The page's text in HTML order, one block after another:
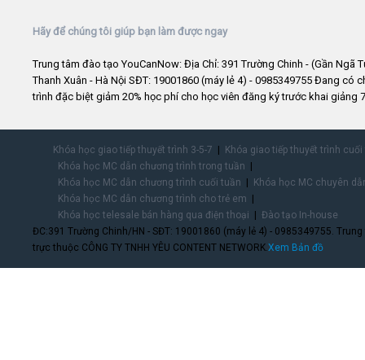
Hãy để chúng tôi giúp bạn làm được ngay
Trung tâm đào tạo YouCanNow: Địa Chỉ: 391 Trường Chinh - (Gần Ngã
Thanh Xuân - Hà Nội SĐT: 19001860 (máy lẻ 4) - 0985349755 Đang có
trình đặc biệt giảm 20% học phí cho học viên đăng ký trước khai giảng
Khóa học giao tiếp thuyết trình 3-5-7
Khóa giao tiếp thuyết trình
Khóa học MC dẫn chương trình trong tuần
Khóa học MC dẫn chương trình cuối tuần
Khóa học MC chuyên
Khóa học MC dẫn chương trình cho trẻ em
Khóa học telesale bán hàng qua điện thoại
Đào tạo In-house
ĐC:391 Trường Chinh/HN - SĐT: 19001860 (máy lẻ 4) - 0985349755.
trực thuộc CÔNG TY TNHH YÊU CONTENT NETWORK.Xem Bản đồ